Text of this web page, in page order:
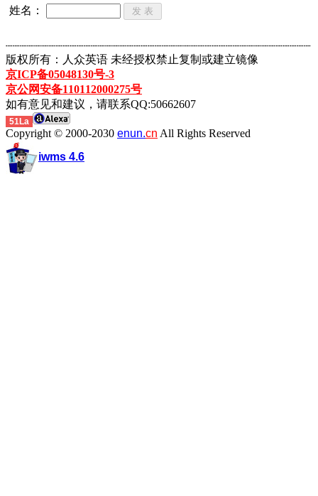
姓名：
┈┈┈┈┈┈┈┈┈┈┈┈┈┈┈┈┈┈┈┈┈┈┈┈┈┈┈┈┈┈┈┈┈┈┈┈┈┈┈┈┈┈┈
版权所有：人众英语 未经授权禁止复制或建立镜像
京ICP备05048130号-3
京公网安备110112000275号
如有意见和建议，请联系QQ:50662607
51La
Copyright © 2000-2030 enun.cn All Rights Reserved
iwms 4.6